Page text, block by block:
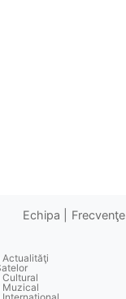
Echipa Frecvenţe
Actualităţi
Cultural
Muzical